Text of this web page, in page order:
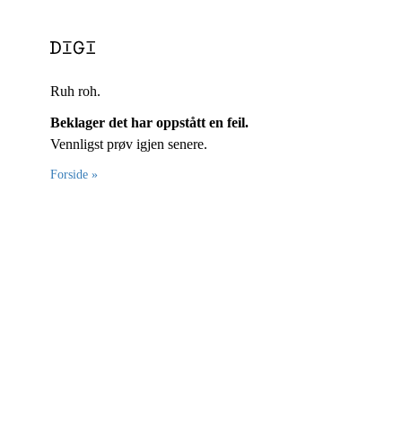
Ruh roh.
Beklager det har oppstått en feil.
Vennligst prøv igjen senere.
Forside »